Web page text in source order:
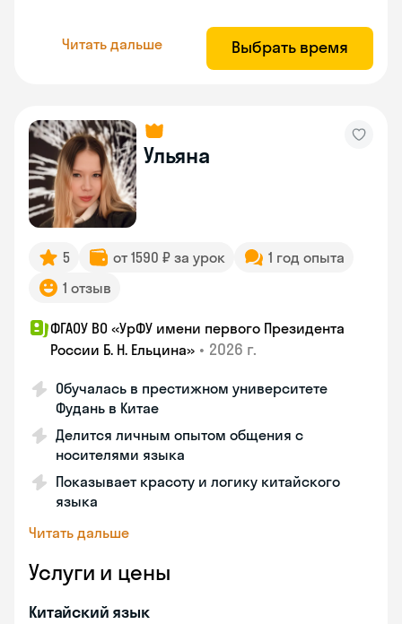
Читать дальше Выбрать время
Ульяна
5 от 1590 ₽ за урок
1 год опыта
1 отзыв
ФГАОУ ВО «УрФУ имени первого Президента
России Б. Н. Ельцина» • 2026 г.
Обучалась в престижном университете
Фудань в Китае
Делится личным опытом общения с
носителями языка
Показывает красоту и логику китайского
языка
Читать дальше
Услуги и цены
Китайский язык